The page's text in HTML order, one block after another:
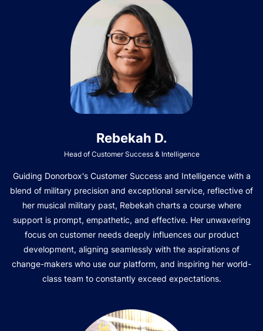
Rebekah D.
Head of Customer Success & Intelligence
Guiding Donorbox's Customer Success and Intelligence with a
blend of military precision and exceptional service, reflective of
her musical military past, Rebekah charts a course where
support is prompt, empathetic, and effective. Her unwavering
focus on customer needs deeply influences our product
development, aligning seamlessly with the aspirations of
change-makers who use our platform, and inspiring her world-
class team to constantly exceed expectations.